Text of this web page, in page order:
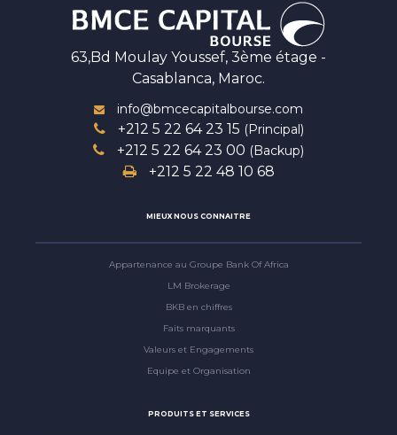
63,Bd Moulay Youssef, 3ème étage -
Casablanca, Maroc.
info@bmcecapitalbourse.com
+212 5 22 64 23 15 (Principal)
+212 5 22 64 23 00 (Backup)
+212 5 22 48 10 68
MIEUX NOUS CONNAITRE
Appartenance au Groupe Bank Of Africa
LM Brokerage
BKB en chiffres
Faits marquants
Valeurs et Engagements
Equipe et Organisation
PRODUITS ET SERVICES